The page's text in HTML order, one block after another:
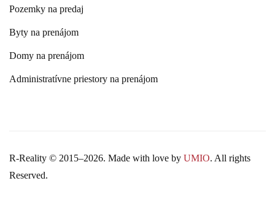
Pozemky na predaj
Byty na prenájom
Domy na prenájom
Administratívne priestory na prenájom
R-Reality © 2015–2026. Made with love by UMIO. All rights
Reserved.